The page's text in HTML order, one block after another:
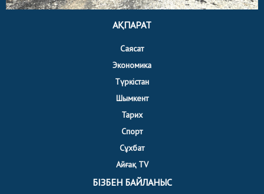
АҚПАРАТ
Саясат
Экономика
Түркістан
Шымкент
Тарих
Спорт
Сұхбат
Айғақ TV
БІЗБЕН БАЙЛАНЫС